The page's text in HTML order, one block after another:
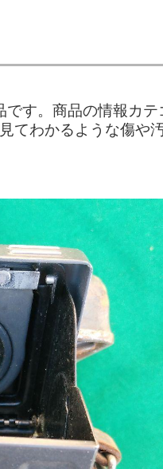
す。商品の情報カテ
てわかるような傷や